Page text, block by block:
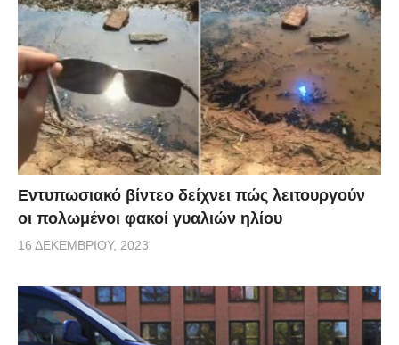
Εντυπωσιακό βίντεο δείχνει πώς λειτουργούν
οι πολωμένοι φακοί γυαλιών ηλίου
16 ΔΕΚΕΜΒΡΊΟΥ, 2023